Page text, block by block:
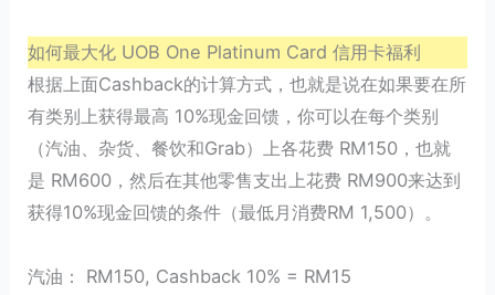
如何最大化 UOB One Platinum Card 信用卡福利
根据上面Cashback的计算方式，也就是说在如果要在所
有类别上获得最高 10%现金回馈，你可以在每个类别
（汽油、杂货、餐饮和Grab）上各花费 RM150，也就
是 RM600，然后在其他零售支出上花费 RM900来达到
获得10%现金回馈的条件（最低月消费RM 1,500）。
汽油： RM150, Cashback 10% = RM15